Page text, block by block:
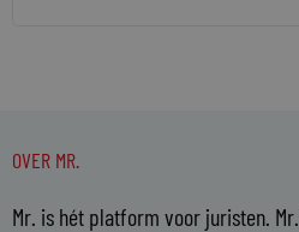
OVER MR.
Mr. is hét platform voor juristen.